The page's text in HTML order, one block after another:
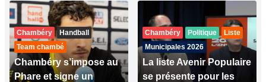
Chambéry
Handball
Team chambé
Chambéry s’impose au
Phare et signe un
Chambéry Politique
Liste
Municipales 2026
La liste Avenir Populaire
se présente pour les